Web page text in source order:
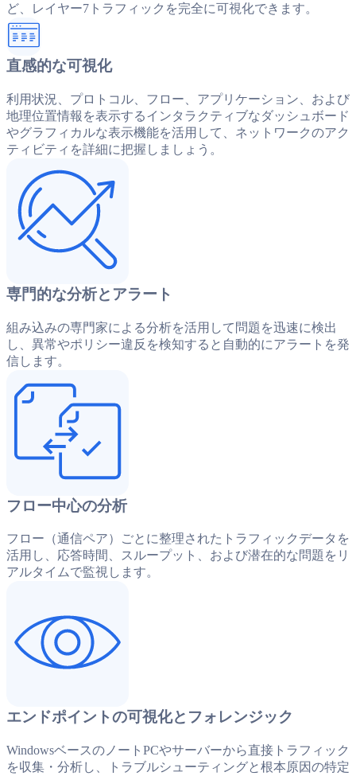
ど、レイヤー7トラフィックを完全に可視化できます。
直感的な可視化
利用状況、プロトコル、フロー、アプリケーション、および
地理位置情報を表示するインタラクティブなダッシュボード
やグラフィカルな表示機能を活用して、ネットワークのアク
ティビティを詳細に把握しましょう。
専門的な分析とアラート
組み込みの専門家による分析を活用して問題を迅速に検出
し、異常やポリシー違反を検知すると自動的にアラートを発
信します。
フロー中心の分析
フロー（通信ペア）ごとに整理されたトラフィックデータを
活用し、応答時間、スループット、および潜在的な問題をリ
アルタイムで監視します。
エンドポイントの可視化とフォレンジック
WindowsベースのノートPCやサーバーから直接トラフィック
を収集・分析し、トラブルシューティングと根本原因の特定